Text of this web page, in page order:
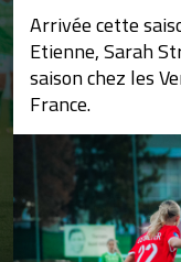
Arrivée cette
Etienne, Sarah
saison chez les
France.